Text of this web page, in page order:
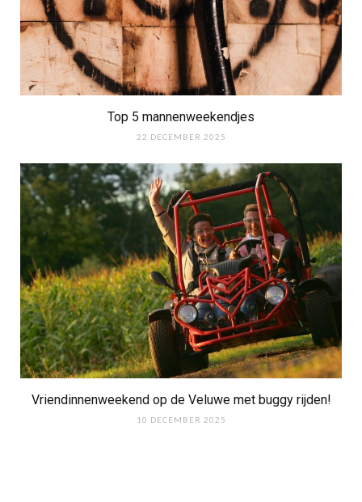
Top 5 mannenweekendjes
22 DECEMBER 2025
Vriendinnenweekend op de Veluwe met buggy rijden!
10 DECEMBER 2025